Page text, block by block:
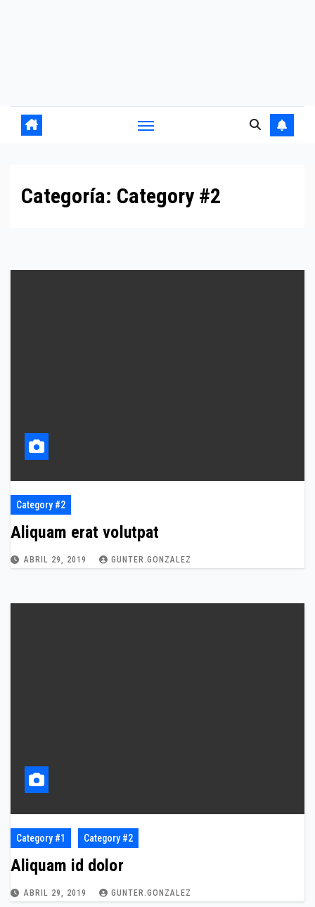
Categoría: Category #2
Category #2
Aliquam erat volutpat
ABRIL 29, 2019 GUNTER.GONZALEZ
Category #1 Category #2
Aliquam id dolor
ABRIL 29, 2019 GUNTER.GONZALEZ